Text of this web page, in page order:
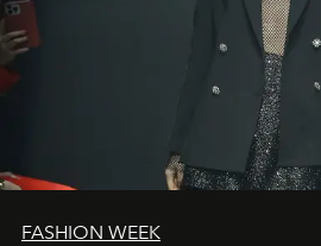
FASHION WEEK